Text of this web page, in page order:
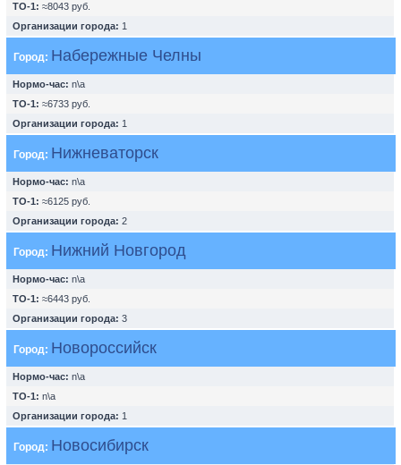
ТО-1: ≈8043 руб.
Организации города: 1
Город: Набережные Челны
Нормо-час: n\a
ТО-1: ≈6733 руб.
Организации города: 1
Город: Нижневаторск
Нормо-час: n\a
ТО-1: ≈6125 руб.
Организации города: 2
Город: Нижний Новгород
Нормо-час: n\a
ТО-1: ≈6443 руб.
Организации города: 3
Город: Новороссийск
Нормо-час: n\a
ТО-1: n\a
Организации города: 1
Город: Новосибирск